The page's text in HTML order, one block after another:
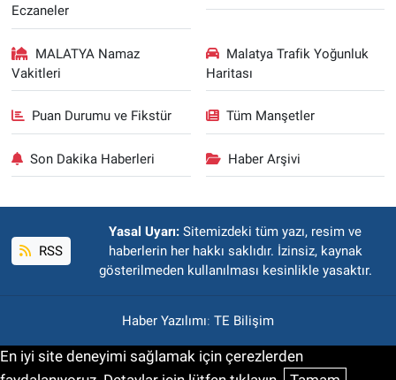
Eczaneler
MALATYA Namaz
Vakitleri
Malatya Trafik Yoğunluk
Haritası
Puan Durumu ve Fikstür Tüm Manşetler
Son Dakika Haberleri Haber Arşivi
RSS
Yasal Uyarı: Sitemizdeki tüm yazı, resim ve
haberlerin her hakkı saklıdır. İzinsiz, kaynak
gösterilmeden kullanılması kesinlikle yasaktır.
Haber Yazılımı: TE Bilişim
En iyi site deneyimi sağlamak için çerezlerden